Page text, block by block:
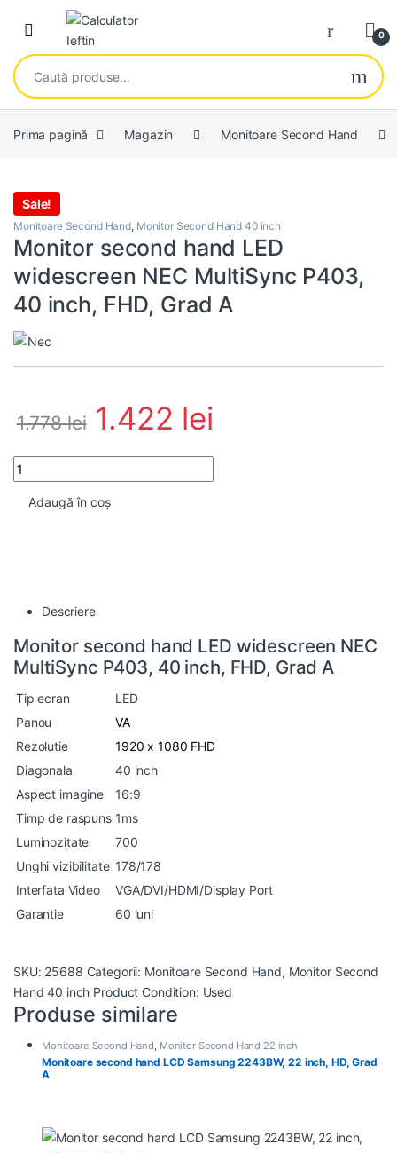
Skip to navigation
Skip to content
Open 0
Caută după:
Prima pagină Magazin Monitoare Second Hand
Sale!
Monitoare Second Hand, Monitor Second Hand 40 inch
Monitor second hand LED
widescreen NEC MultiSync P403,
40 inch, FHD, Grad A
1.778lei 1.422 lei
Monitor second hand LED widescreen NEC MultiSync P403, 40
Adaugă în coș
Descriere
Monitor second hand LED widescreen NEC
MultiSync P403, 40 inch, FHD, Grad A
Tip ecran
LED
Panou
VA
Rezolutie
1920 x 1080 FHD
Diagonala
40 inch
Aspect imagine
16:9
Timp de raspuns 1ms
Luminozitate
700
Unghi vizibilitate 178/178
Interfata Video
VGA/DVI/HDMI/Display Port
Garantie
60 luni
SKU: 25688 Categorii: Monitoare Second Hand, Monitor Second
Hand 40 inch Product Condition: Used
Produse similare
Monitoare Second Hand, Monitor Second Hand 22 inch
Monitoare second hand LCD Samsung 2243BW, 22 inch, HD, Grad
A